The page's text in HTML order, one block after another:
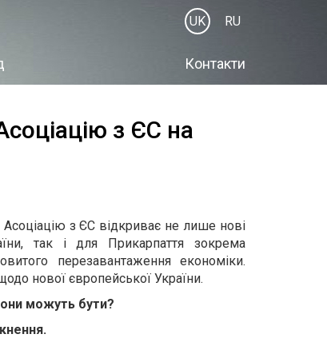
UK RU
Контакти
з ЄС на
з ЄС відкриває не лише нові
так і для Прикарпаття зокрема
перезавантаження економіки.
нової європейської України.
можуть бути?